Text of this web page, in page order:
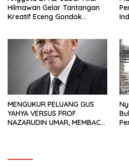
Hilmawan Gelar Tantangan
Kreatif Eceng Gondok
MENGUKUR PELUANG GUS
YAHYA VERSUS PROF.
NAZARUDIN UMAR, MEMBACA